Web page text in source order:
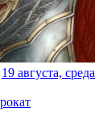
19 августа, среда